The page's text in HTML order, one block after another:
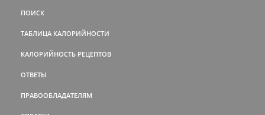
ПОИСК
ТАБЛИЦА КАЛОРИЙНОСТИ
КАЛОРИЙНОСТЬ РЕЦЕПТОВ
ОТВЕТЫ
ПРАВООБЛАДАТЕЛЯМ